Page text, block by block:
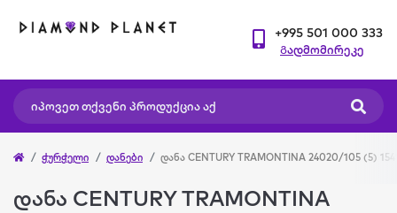
+995 501 000 333
Გადმომირეკე
ჭურჭელი დანები დანა CENTURY TRAMONTINA 24020/105 (5)
დანა CENTURY TRAMONTINA